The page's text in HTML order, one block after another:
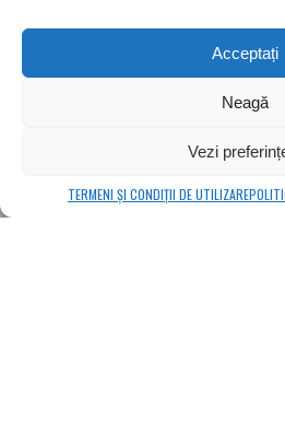
Acceptați
Neagă
Vezi
TERMENI ȘI CONDIȚII DE UTILIZARE
Csiki Chips
Fabrica de bere și de
CSÍKI Beer and Chips Factory